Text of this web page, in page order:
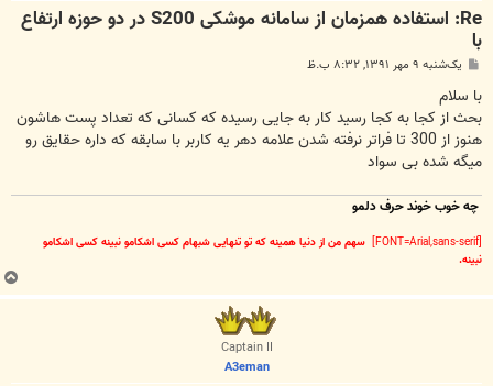
Re: استفاده همزمان از سامانه موشکی S200 در دو حوزه ارتفاع
با
ت
یک‌شنبه ۹ مهر ۱۳۹۱, ۸:۳۲ ب.ظ
با سلام
بحث از کجا به کجا رسید کار به جایی رسیده که کسانی که تعداد پست هاشون
هنوز از 300 تا فراتر نرفته شدن علامه دهر یه کاربر با سابقه که داره حقایق رو
میگه شده بی سواد
چه خوب خوند حرف دلمو
[FONT=Arial,sans-serif]
سهم من از دنیا همینه که تو تنهایی شبهام کسی اشکامو نبینه کسی اشکامو
نبینه.
Captain II
A3eman